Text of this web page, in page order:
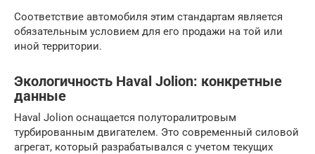
Соответствие автомобиля этим стандартам является
обязательным условием для его продажи на той или
иной территории.
Экологичность Haval Jolion: конкретные
данные
Haval Jolion оснащается полуторалитровым
турбированным двигателем. Это современный силовой
агрегат, который разрабатывался с учетом текущих